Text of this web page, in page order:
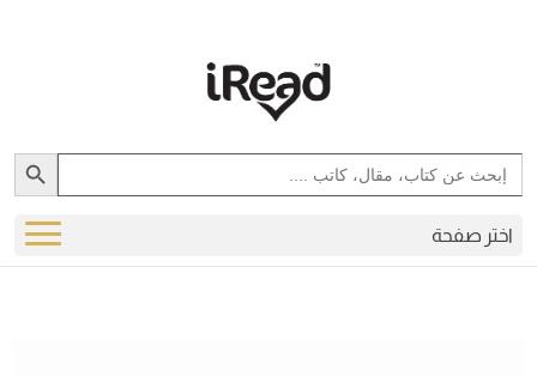
Search
for:
Search Button
اختر صفحة